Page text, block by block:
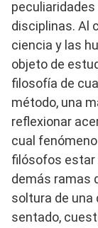
disciplinas. Al
ciencia y las
objeto de
filosofía de
método, una
reflexionar
cual
filósofos estar
demás ramas
soltura de una
sentado,